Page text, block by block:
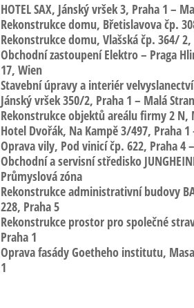
HOTEL SAX, Jánský vršek 3, Praha 1 –
Rekonstrukce domu, Břetislavovačp.
Rekonstrukce domu, Vlašskáčp. 364/ 2,
Obchodní zastoupení Elektro – Praga
17, Wien
Stavební úpravy a interiér
Jánský vršek350/2, Praha 1 – Malá
Rekonstrukce objektů areálu firmy 2 N,
Hotel Dvořák, Na Kampě3/497, Praha
Oprava vily, Pod vinicíčp. 622, Praha 4
Obchodní a servisní středisko
Průmyslová zóna
Rekonstrukce administrativní budovy
228, Praha 5
Rekonstrukce prostor pro společné
Praha 1
Oprava fasády Goetheho institutu,
1